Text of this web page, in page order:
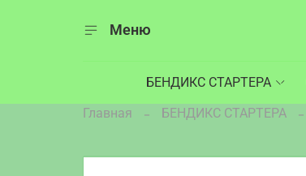
Меню
БЕНДИКС СТАРТЕРА
Главная
БЕНДИКС СТАРТЕРА